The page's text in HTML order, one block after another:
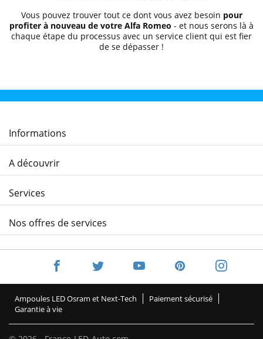
Vous pouvez trouver tout ce dont vous avez besoin pour
profiter à nouveau de votre Alfa Romeo - et nous serons là à
chaque étape du processus avec un service client qui est fier
de se dépasser !
Informations
A découvrir
Services
Nos offres de services
Ampoules LED Osram et Next-Tech
Paiement sécurisé
Garantie à vie